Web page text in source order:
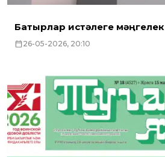
Батырлар истәлеге мәңгелек
26-05-2026, 20:10